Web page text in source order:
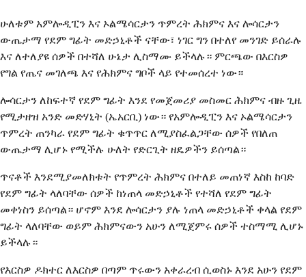
ሁለቱም አምሎዲፒን እና ኦልሜሳርታን ጥምረት ሕክምና እና ሎሳርታን
ውጤታማ የደም ግፊት መድኃኒቶች ናቸው፣ ነገር ግን በተለየ መንገድ ይሰራሉ
እና ለተለያዩ ሰዎች በተሻለ ሁኔታ ሊስማሙ ይችላሉ። ምርጫው በእርስዎ
የግል የጤና መገለጫ እና የሕክምና ግቦች ላይ የተመሰረተ ነው።
ሎሳርታን ለከፍተኛ የደም ግፊት እንደ የመጀመሪያ መስመር ሕክምና ብዙ ጊዜ
የሚታዘዝ አንድ መድሃኒት (ኤአርቢ) ነው። የአምሎዲፒን እና ኦልሜሳርታን
ጥምረት ጠንካራ የደም ግፊት ቁጥጥር ለሚያስፈልጋቸው ሰዎች የበለጠ
ውጤታማ ሊሆኑ የሚችሉ ሁለት የድርጊት ዘዴዎችን ይሰጣል።
ጥናቶች እንደሚያመለክቱት የጥምረት ሕክምና በተለይ መጠነኛ እስከ ከባድ
የደም ግፊት ላለባቸው ሰዎች ከነጠላ መድኃኒቶች የተሻለ የደም ግፊት
መቀነስን ይሰጣል። ሆኖም እንደ ሎሳርታን ያሉ ነጠላ መድኃኒቶች ቀላል የደም
ግፊት ላለባቸው ወይም ሕክምናውን አሁን ለሚጀምሩ ሰዎች ተስማሚ ሊሆኑ
ይችላሉ።
የእርስዎ ዶክተር ለእርስዎ በጣም ጥሩውን አቀራረብ ሲወስኑ እንደ አሁን የደም